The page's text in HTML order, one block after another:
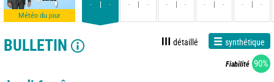
Météo du jour
- - - - - - - - - -
BULLETIN détaillé synthétique
Fiabilité 90%